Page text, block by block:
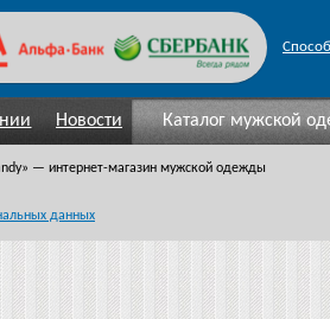
Новости Каталог мужской
» — интернет-магазин мужской одежды
данных